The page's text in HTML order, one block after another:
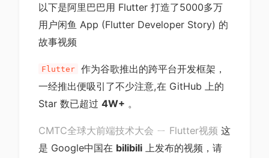
以下是阿里巴巴用 Flutter 打造了5000多万
用户闲鱼 App (Flutter Developer Story) 的
故事视频
Flutter
作为谷歌推出的跨平台开发框架，
一经推出便吸引了不少注意,在 GitHub 上的
Star 数已超过 4W+ 。
CMTC全球大前端技术大会 ㄧ Flutter视频 这
是 Google中国在 bilibili 上发布的视频，请